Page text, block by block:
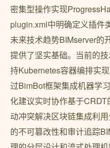
密集型操作实现
plugin.xml中明确定义插件
未来技术趋势BIMserver的
提供了坚实基础。当前的
持Kubernetes容器编排实
过BimBot框架集成机器学
化建议实时协作基于
动冲突解决区块链集成利
的不可篡改性和审计追踪